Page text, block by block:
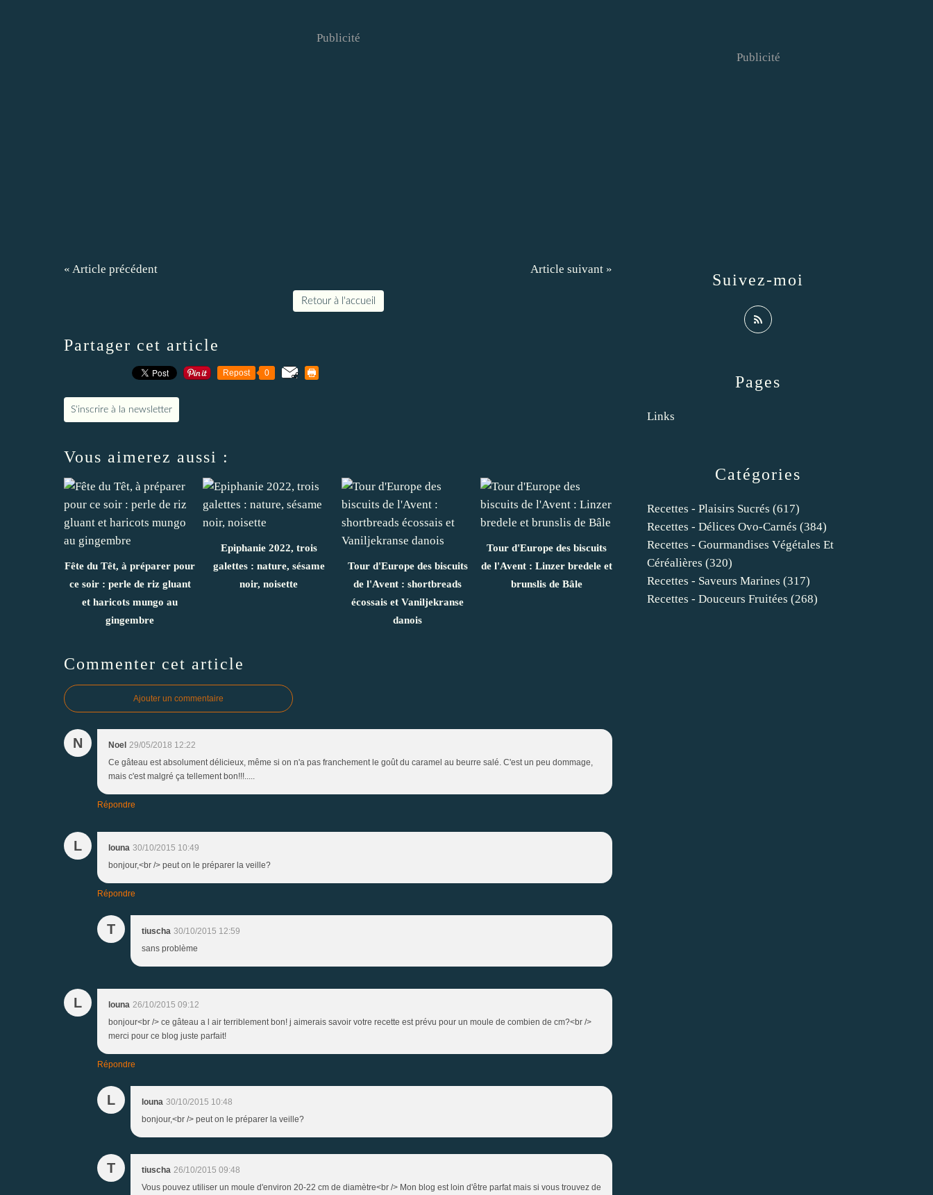
Publicité
« Article précédent Article suivant »
Retour à l'accueil
Partager cet article
Repost 0
S'inscrire à la newsletter
Vous aimerez aussi :
Fête du Têt, à préparer pour
ce soir : perle de riz gluant
et haricots mungo au
gingembre
Epiphanie 2022, trois
galettes : nature, sésame
noir, noisette
Tour d'Europe des biscuits
de l'Avent : shortbreads
écossais et Vaniljekranse
danois
Tour d'Europe des biscuits
de l'Avent : Linzer bredele et
brunslis de Bâle
Commenter cet article
Ajouter un commentaire
N Noel 29/05/2018 12:22
Ce gâteau est absolument délicieux, même si on n'a pas franchement le goût du caramel au beurre salé. C'est un peu dommage,
mais c'est malgré ça tellement bon!!!.....
Répondre
L louna 30/10/2015 10:49
bonjour,<br /> peut on le préparer la veille?
Répondre
T tiuscha 30/10/2015 12:59
sans problème
L louna 26/10/2015 09:12
bonjour<br /> ce gâteau a l air terriblement bon! j aimerais savoir votre recette est prévu pour un moule de combien de cm?<br />
merci pour ce blog juste parfait!
Répondre
L louna 30/10/2015 10:48
bonjour,<br /> peut on le préparer la veille?
T tiuscha 26/10/2015 09:48
Vous pouvez utiliser un moule d'environ 20-22 cm de diamètre<br /> Mon blog est loin d'être parfat mais si vous trouvez de
Catégories
Recettes - Plaisirs Sucrés (617)
Recettes - Délices Ovo-Carnés (384)
Recettes - Gourmandises Végétales Et
Céréalières (320)
Recettes - Saveurs Marines (317)
Recettes - Douceurs Fruitées (268)
Pages
Links
Suivez-moi
Publicité